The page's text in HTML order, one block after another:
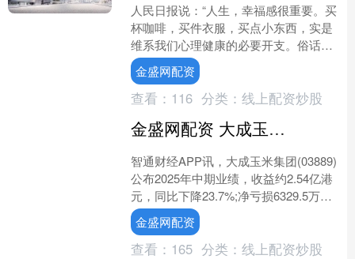
人民日报说：“人生，幸福感很重要。买
杯咖啡，买件衣服，买点小东西，实是
维系我们心理健康的必要开支。俗话
说：只要快递还在路上，日子就有奔
头。” 深以为然，那些真正....
金盛网配资
查看： 116 分类： 线上配资炒股
金盛网配资 大成玉米集团(03889)公布中期业绩 净亏损6329.5万港元 同比盈转亏
智通财经APP讯，大成玉米集团(03889)
公布2025年中期业绩，收益约2.54亿港
元，同比下降23.7%;净亏损6329.5万港
元，同比盈转亏;每股亏损3.....
金盛网配资
查看： 165 分类： 线上配资炒股